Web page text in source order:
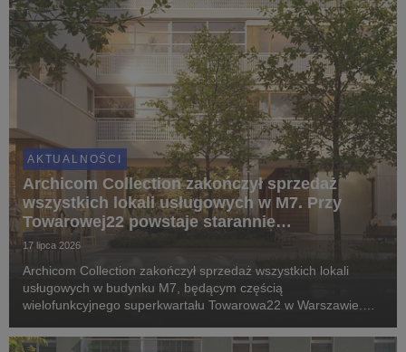
AKTUALNOŚCI
Archicom Collection zakończył sprzedaż
wszystkich lokali usługowych w M7. Przy
Towarowej22 powstaje starannie
zaprojektowany ekosystem
17 lipca 2026
Archicom Collection zakończył sprzedaż wszystkich lokali
usługowych w budynku M7, będącym częścią
wielofunkcyjnego superkwartału Towarowa22 w Warszawie.
roku, wkracza w kolejny etap – komercjalizację przestrzeni...